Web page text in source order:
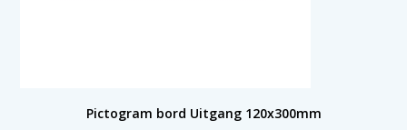
Pictogram bord Uitgang 120x300mm